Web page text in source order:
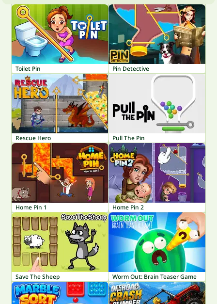
Toilet Pin Pin Detective
Rescue Hero Pull The Pin
Home Pin 1 Home Pin 2
Save The Sheep Worm Out: Brain Teaser Game